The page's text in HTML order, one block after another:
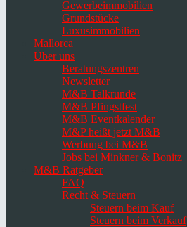
Gewerbeimmobilien
Grundstücke
Luxusimmobilien
Mallorca
Über uns
Beratungszentren
Newsletter
M&B Talkrunde
M&B Pfingstfest
M&B Eventkalender
M&P heißt jetzt M&B
Werbung bei M&B
Jobs bei Minkner & Bonitz
M&B Ratgeber
FAQ
Recht & Steuern
Steuern beim Kauf
Steuern beim Verkauf